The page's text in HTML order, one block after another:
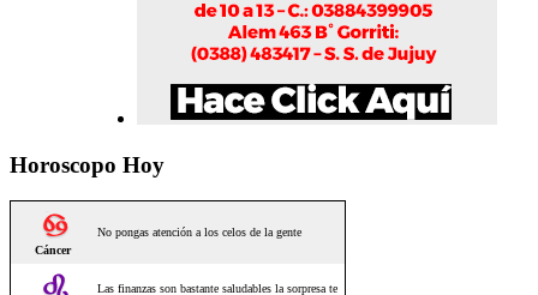
Horoscopo Hoy